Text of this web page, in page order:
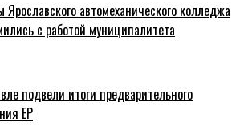
Ярославского автомеханического колледжа
с работой муниципалитета
подвели итоги предварительного
ЕР